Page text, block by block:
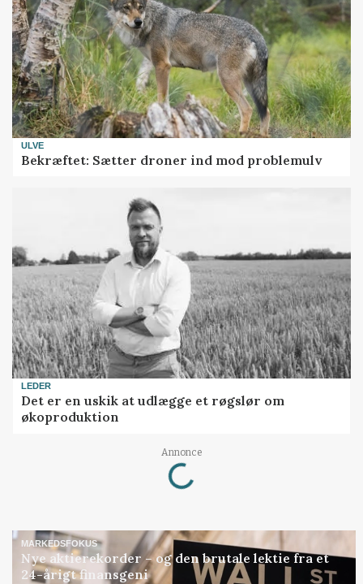
ULVE
Bekræftet: Sætter droner ind mod problemulv
LEDER
Det er en uskik at udlægge et røgslør om
økoproduktion
Annonce
Loading...
MARKEDSFOKUS
Nye aktierekorder – og den brutale lektie fra et
24-årigt finansgeni